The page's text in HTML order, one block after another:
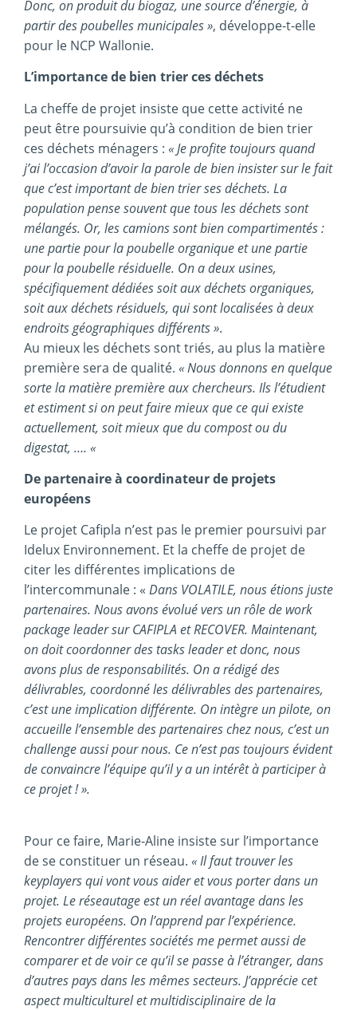
Donc, on produit du biogaz, une source d’énergie, à
partir des poubelles municipales », développe-t-elle
pour le NCP Wallonie.
L’importance de bien trier ces déchets
La cheffe de projet insiste que cette activité ne
peut être poursuivie qu’à condition de bien trier
ces déchets ménagers : « Je profite toujours quand
j’ai l’occasion d’avoir la parole de bien insister sur le fait
que c’est important de bien trier ses déchets. La
population pense souvent que tous les déchets sont
mélangés. Or, les camions sont bien compartimentés :
une partie pour la poubelle organique et une partie
pour la poubelle résiduelle. On a deux usines,
spécifiquement dédiées soit aux déchets organiques,
soit aux déchets résiduels, qui sont localisées à deux
endroits géographiques différents ».
Au mieux les déchets sont triés, au plus la matière
première sera de qualité. « Nous donnons en quelque
sorte la matière première aux chercheurs. Ils l’étudient
et estiment si on peut faire mieux que ce qui existe
actuellement, soit mieux que du compost ou du
digestat, …. «
De partenaire à coordinateur de projets
européens
Le projet Cafipla n’est pas le premier poursuivi par
Idelux Environnement. Et la cheffe de projet de
citer les différentes implications de
l’intercommunale : « Dans VOLATILE, nous étions juste
partenaires. Nous avons évolué vers un rôle de work
package leader sur CAFIPLA et RECOVER. Maintenant,
on doit coordonner des tasks leader et donc, nous
avons plus de responsabilités. On a rédigé des
délivrables, coordonné les délivrables des partenaires,
c’est une implication différente. On intègre un pilote, on
accueille l’ensemble des partenaires chez nous, c’est un
challenge aussi pour nous. Ce n’est pas toujours évident
de convaincre l’équipe qu’il y a un intérêt à participer à
ce projet ! ».
Pour ce faire, Marie-Aline insiste sur l’importance
de se constituer un réseau. « Il faut trouver les
keyplayers qui vont vous aider et vous porter dans un
projet. Le réseautage est un réel avantage dans les
projets européens. On l’apprend par l’expérience.
Rencontrer différentes sociétés me permet aussi de
comparer et de voir ce qu’il se passe à l’étranger, dans
d’autres pays dans les mêmes secteurs. J’apprécie cet
aspect multiculturel et multidisciplinaire de la